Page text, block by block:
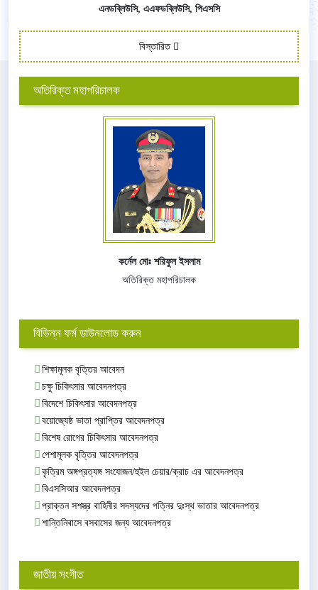
এনডব্লিউসি, এএফডব্লিউসি, পিএসসি
বিস্তারিত
অতিরিক্ত মহাপরিচালক
কর্নেল মোঃ শরিফুল ইসলাম
অতিরিক্ত মহাপরিচালক
বিভিন্ন ফর্ম ডাউনলোড করুন
শিক্ষামূলক বৃত্তির আবেদন
চক্ষু চিকিৎসার আবেদনপত্র
বিদেশে চিকিৎসার আবেদনপত্র
বয়োজ্যেষ্ঠ ভাতা প্রাপ্তির আবেদনপত্র
বিশেষ রোগের চিকিৎসার আবেদনপত্র
পেশামূলক বৃত্তির আবেদনপত্র
কৃত্রিম অঙ্গপ্রত্যঙ্গ সংযোজন/হুইল চেয়ার/ক্রাচ এর আবেদনপত্র
বিএসসিআর আবেদনপত্র
প্রাক্তন সশস্ত্র বাহিনীর সদস্যদের পত্নির দুঃস্থ ভাতার আবেদনপত্র
শান্তিনিবাসে বসবাসের জন্য আবেদনপত্র
জাতীয় সংগীত